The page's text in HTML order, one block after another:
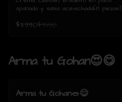
palta apanada y salsa
apanada y salsa acevichada(8 piezas)
$3.990$7.190
Arma tu Gohan😍😋
Arma tu Gohan🥗😋